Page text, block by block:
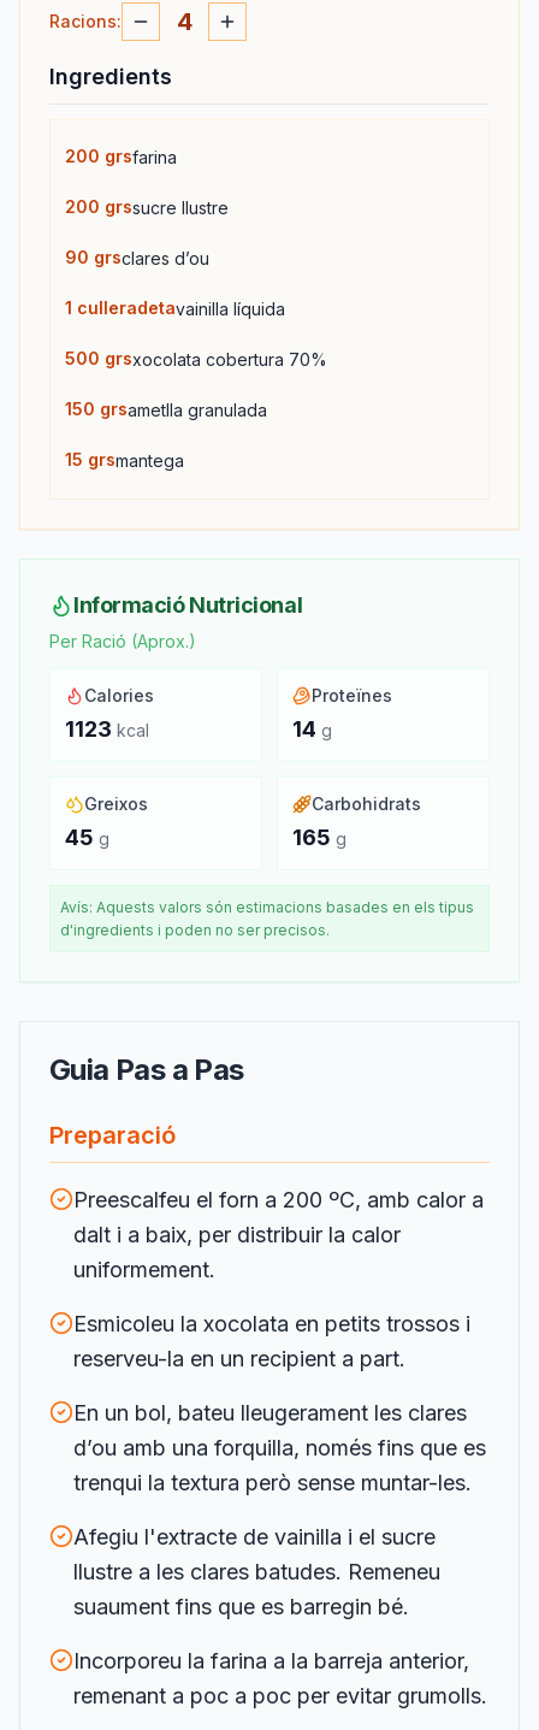
Racions: 4
Ingredients
200 grsfarina
200 grssucre llustre
90 grsclares d’ou
1 culleradetavainilla líquida
500 grsxocolata cobertura 70%
150 grsametlla granulada
15 grsmantega
Informació Nutricional
Per Ració (Aprox.)
Calories
1123 kcal
Proteïnes
14 g
Greixos
45 g
Carbohidrats
165 g
Avís: Aquests valors són estimacions basades en els tipus
d'ingredients i poden no ser precisos.
Guia Pas a Pas
Preparació
Preescalfeu el forn a 200 ºC, amb calor a
dalt i a baix, per distribuir la calor
uniformement.
Esmicoleu la xocolata en petits trossos i
reserveu-la en un recipient a part.
En un bol, bateu lleugerament les clares
d’ou amb una forquilla, només fins que es
trenqui la textura però sense muntar-les.
Afegiu l'extracte de vainilla i el sucre
llustre a les clares batudes. Remeneu
suaument fins que es barregin bé.
Incorporeu la farina a la barreja anterior,
remenant a poc a poc per evitar grumolls.